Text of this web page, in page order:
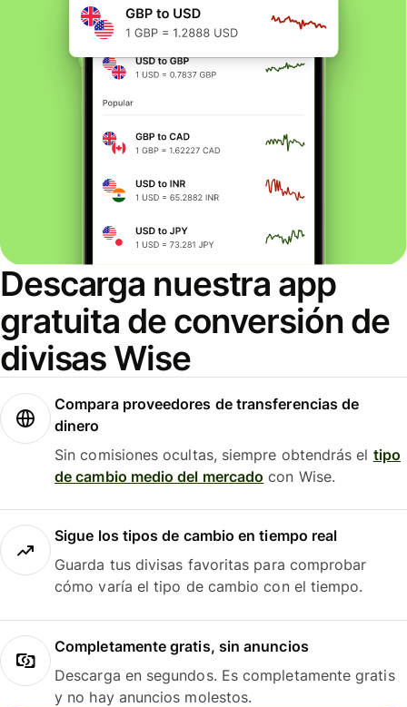
Descarga nuestra app
gratuita de conversión de
divisas Wise
Compara proveedores de transferencias de
dinero
Sin comisiones ocultas, siempre obtendrás el tipo
de cambio medio del mercado con Wise.
Sigue los tipos de cambio en tiempo real
Guarda tus divisas favoritas para comprobar
cómo varía el tipo de cambio con el tiempo.
Completamente gratis, sin anuncios
Descarga en segundos. Es completamente gratis
y no hay anuncios molestos.